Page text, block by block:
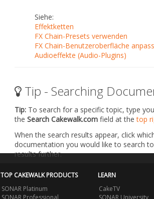
Siehe:
Effektketten
FX Chain-Presets verwenden
FX Chain-Benutzeroberfläche
Audioeffekte (Audio-Plugins)
Tip - Searching
Tip: To search for a specific topic, type
the Search Cakewalk.com field at thetop
When the search results appear, click
documentation you would like to search
results further.
TOP CAKEWALK PRODUCTS
SONAR Platinum
SONAR Professional
LEARN
CakeTV
SONAR University